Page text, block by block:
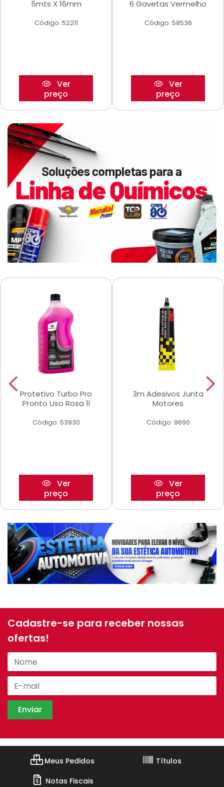
5mts X 16mm
Código: 52211
Ver
preço
6 Gavetas Vermelho
Código: 58536
Ver
preço
Protetivo Turbo Pro
Pronto Uso Rosa 1l
Código: 53930
Ver
preço
3m Adesivos Junta
Motores
Código: 9690
Ver
preço
Cadastre-se para receber nossas
ofertas!
Meus Pedidos
Títulos
Notas Fiscais